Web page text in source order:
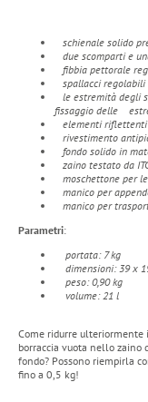
schienale solido
due scomparti e
fibbia pettorale
spallacci regolabili
le estremità degli
fissaggio delle
elementi riflettenti
rivestimento
fondo solido in
zaino testato da
moschettone per
manico per
manico per
Parametri:
portata: 7 kg
dimensioni: 39 x
peso: 0,90 kg
volume: 21 l
Come ridurre ulteriormente
borraccia vuota nello zaino
fondo? Possono riempirla
fino a 0,5 kg!